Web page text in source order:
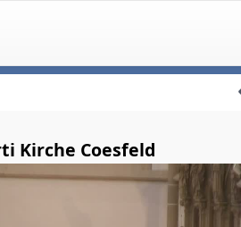
Kirche Coesfeld